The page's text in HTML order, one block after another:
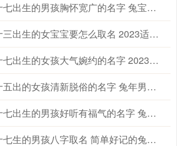
2023年农历四月十七出生的男孩胸怀宽广的名字 兔宝宝起名字大全男孩生辰八字起名
2023年农历四月十三出生的女宝宝要怎么取名 2023适合属兔的女孩宝宝名字大全
2023年农历四月十七出生的女孩大气婉约的名字 2023兔年宝宝女孩子取名字大全
2023年农历四月十五出的女孩清新脱俗的名字 兔年男宝宝女宝宝名字大全
2023年农历四月十七出生的男孩好听有福气的名字 兔年男孩名字2023年名字大全
2023年农历四月十七生的男孩八字取名 简单好记的兔男孩名字